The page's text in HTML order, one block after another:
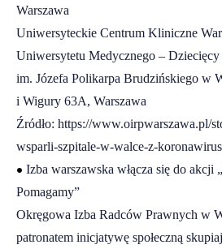
Warszawa
Uniwersyteckie Centrum Kliniczne
Uniwersytetu Medycznego –
im. Józefa Polikarpa Brudzińskiego w
i Wigury 63A, Warszawa
Źródło: https://www.oirpwarszawa.pl/
wsparli-szpitale-w-walce-z-
• Izba warszawska włącza się do akcji
Pomagamy”
Okręgowa Izba Radców Prawnych w
patronatem inicjatywę społeczną